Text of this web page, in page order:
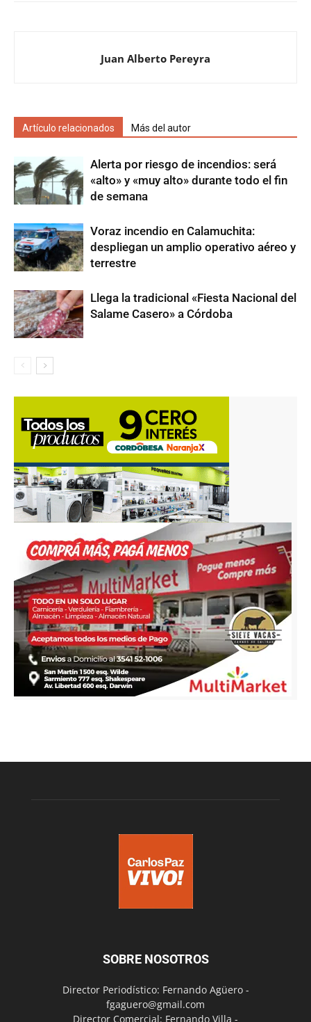
Juan Alberto Pereyra
Artículo relacionados Más del autor
Alerta por riesgo de incendios: será
«alto» y «muy alto» durante todo el fin
de semana
Voraz incendio en Calamuchita:
despliegan un amplio operativo aéreo y
terrestre
Llega la tradicional «Fiesta Nacional del
Salame Casero» a Córdoba
SOBRE NOSOTROS
Director Periodístico: Fernando Agüero -
fgaguero@gmail.com
Director Comercial: Fernando Villa -